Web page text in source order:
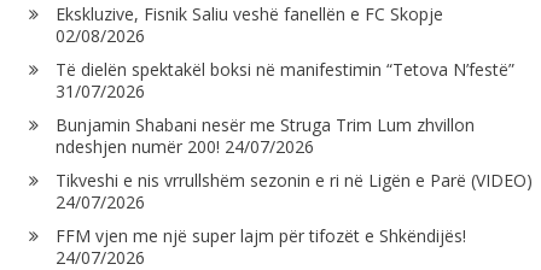
Ekskluzive, Fisnik Saliu veshë fanellën e FC Skopje
02/08/2026
Të dielën spektakël boksi në manifestimin “Tetova N’festë”
31/07/2026
Bunjamin Shabani nesër me Struga Trim Lum zhvillon
ndeshjen numër 200! 24/07/2026
Tikveshi e nis vrrullshëm sezonin e ri në Ligën e Parë (VIDEO)
24/07/2026
FFM vjen me një super lajm për tifozët e Shkëndijës!
24/07/2026